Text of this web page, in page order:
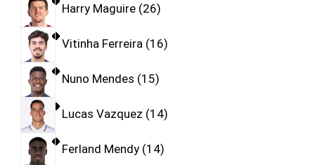
Harry Maguire 26
Vitinha Ferreira 16
Nuno Mendes 15
Lucas Vazquez 14
Ferland Mendy 14